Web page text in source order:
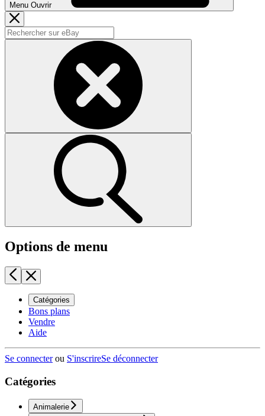
Menu Ouvrir
Options de menu
Catégories
Bons plans
Vendre
Aide
Se connecterou S'inscrireSe déconnecter
Catégories
Animalerie